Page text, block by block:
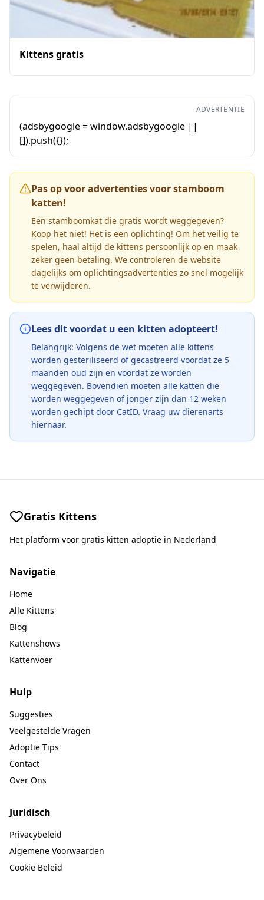
Kittens gratis
ADVERTENTIE
(adsbygoogle = window.adsbygoogle ||
[]).push({});
Pas op voor advertenties voor stamboom
katten!
Een stamboomkat die gratis wordt weggegeven?
Koop het niet! Het is een oplichting! Om het veilig te
spelen, haal altijd de kittens persoonlijk op en maak
zeker geen betaling. We controleren de website
dagelijks om oplichtingsadvertenties zo snel mogelijk
te verwijderen.
Lees dit voordat u een kitten adopteert!
Belangrijk: Volgens de wet moeten alle kittens
worden gesteriliseerd of gecastreerd voordat ze 5
maanden oud zijn en voordat ze worden
weggegeven. Bovendien moeten alle katten die
worden weggegeven of jonger zijn dan 12 weken
worden gechipt door CatID. Vraag uw dierenarts
hiernaar.
Gratis Kittens
Het platform voor gratis kitten adoptie in Nederland
Navigatie
Home
Alle Kittens
Blog
Kattenshows
Kattenvoer
Hulp
Suggesties
Veelgestelde Vragen
Adoptie Tips
Contact
Over Ons
Juridisch
Privacybeleid
Algemene Voorwaarden
Cookie Beleid